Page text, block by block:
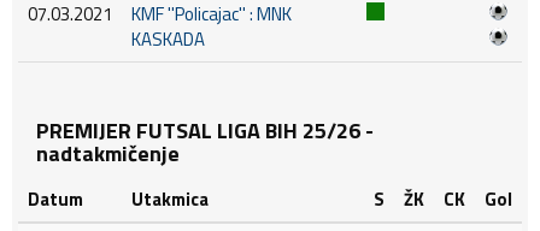
07.03.2021
KMF ''Policajac'' : MNK
KASKADA
PREMIJER FUTSAL LIGA BIH 25/26 -
nadtakmičenje
Datum Utakmica S ŽK CK
Gol